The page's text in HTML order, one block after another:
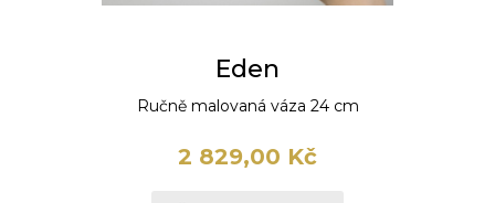
Eden
Ručně malovaná váza 24 cm
2 829,00 Kč